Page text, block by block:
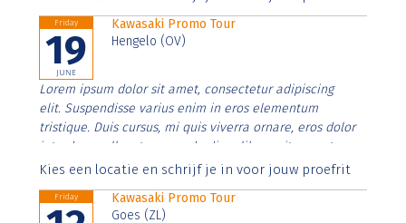
Friday
19
JUNE
Kawasaki Promo Tour
Hengelo (OV)
Lorem ipsum dolor sit amet, consectetur adipiscing
elit. Suspendisse varius enim in eros elementum
tristique. Duis cursus, mi quis viverra ornare, eros dolor
interdum nulla, ut commodo diam libero vitae erat.
Aenean faucibus nibh et justo cursus id rutrum lorem
Kies een locatie en schrijf je in voor jouw proefrit
Friday
Kawasaki Promo Tour
Goes (ZL)